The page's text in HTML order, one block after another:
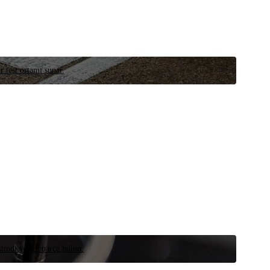
test ortamı sunar.
yedek parça bulun.